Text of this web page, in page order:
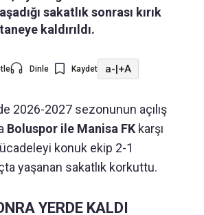
sakatlık sonrası kırık
kaldırıldı.
Dinle Kaydet a-|+A
2026-2027 sezonunun açılış
Boluspor ile Manisa FK karşı
konuk ekip 2-1
yaşanan sakatlık korkuttu.
YERDE KALDI